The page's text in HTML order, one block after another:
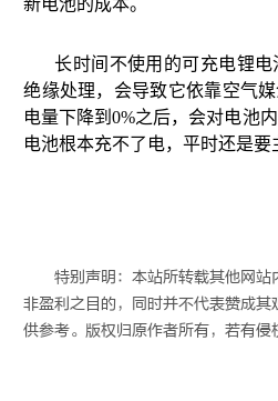
长时间不使用的可充电锂
绝缘处理，会导致它依靠空气
电量下降到0%之后，会对电池
电池根本充不了电，平时还是要
特别声明：本站所转载其他网
非盈利之目的，同时并不代表赞成
供参考。版权归原作者所有，若有侵